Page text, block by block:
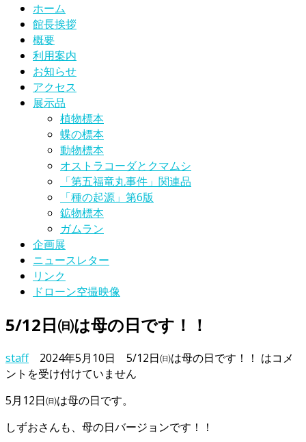
ホーム
館長挨拶
概要
利用案内
お知らせ
アクセス
展示品
植物標本
蝶の標本
動物標本
オストラコーダとクマムシ
「第五福竜丸事件」関連品
「種の起源」第6版
鉱物標本
ガムラン
企画展
ニュースレター
リンク
ドローン空撮映像
5/12日㈰は母の日です！！
staff 2024年5月10日 5/12日㈰は母の日です！！ はコメ
ントを受け付けていません
5月12日㈰は母の日です。
しずおさんも、母の日バージョンです！！